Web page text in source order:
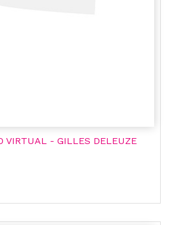
VIRTUAL - GILLES DELEUZE